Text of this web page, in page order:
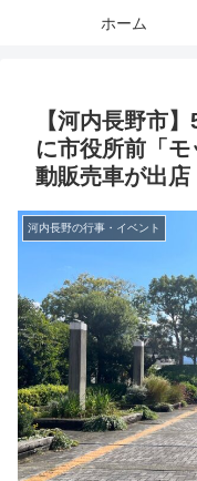
ホーム
【河内長野市
に市役所前「
動販売車が出店
河内長野の行事・イベント